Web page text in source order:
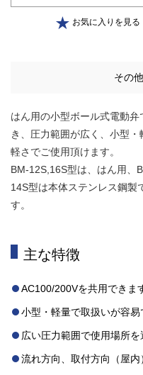
お気に入りを見る
その
はん用の小型ボール式電動
き、圧力範囲が広く、小型
軽さでご使用頂けます。
BM-12S,16S型は、はん用、
14S型は本体ステンレス鋼製
す。
主な特徴
AC100/200Vを共用できま
小型・軽量で取扱いが容易
広い圧力範囲で使用場所を
流れ方向、取付方向（屋内